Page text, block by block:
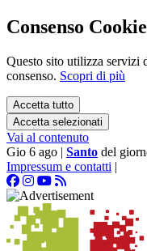
Consenso Cookie
Questo sito utilizza servizi
consenso. Scopri di più
Accetta tutto
Accetta selezionati
Vai al contenuto
Gio 6 ago | Santo del
Impressum e contatti |